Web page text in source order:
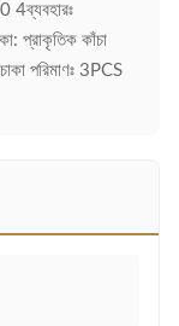
প্রাকৃতিক কাঁচা
পরিমাণঃ 3PCS